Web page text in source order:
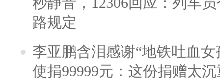
路规定
李亚鹏含泪感谢“地铁吐血
使捐99999元：这份捐赠太